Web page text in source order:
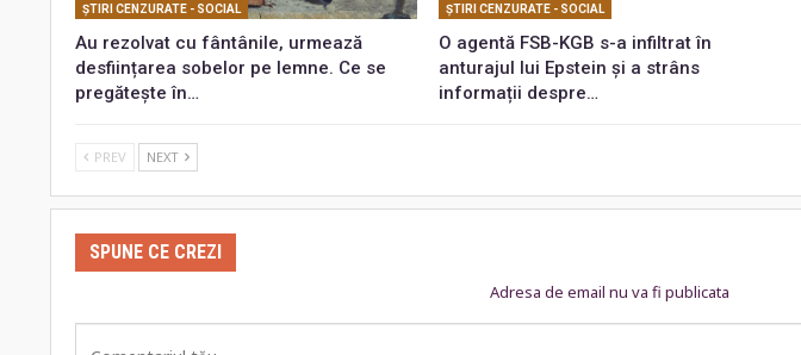
ŞTIRI CENZURATE - SOCIAL
Au rezolvat cu fântânile, urmează
desființarea sobelor pe lemne. Ce se
pregătește în…
ŞTIRI CENZURATE - SOCIAL
O agentă FSB-KGB s-a infiltrat în
anturajul lui Epstein și a strâns
informații despre…
PREV NEXT
SPUNE CE CREZI
Adresa de email nu va fi publicata